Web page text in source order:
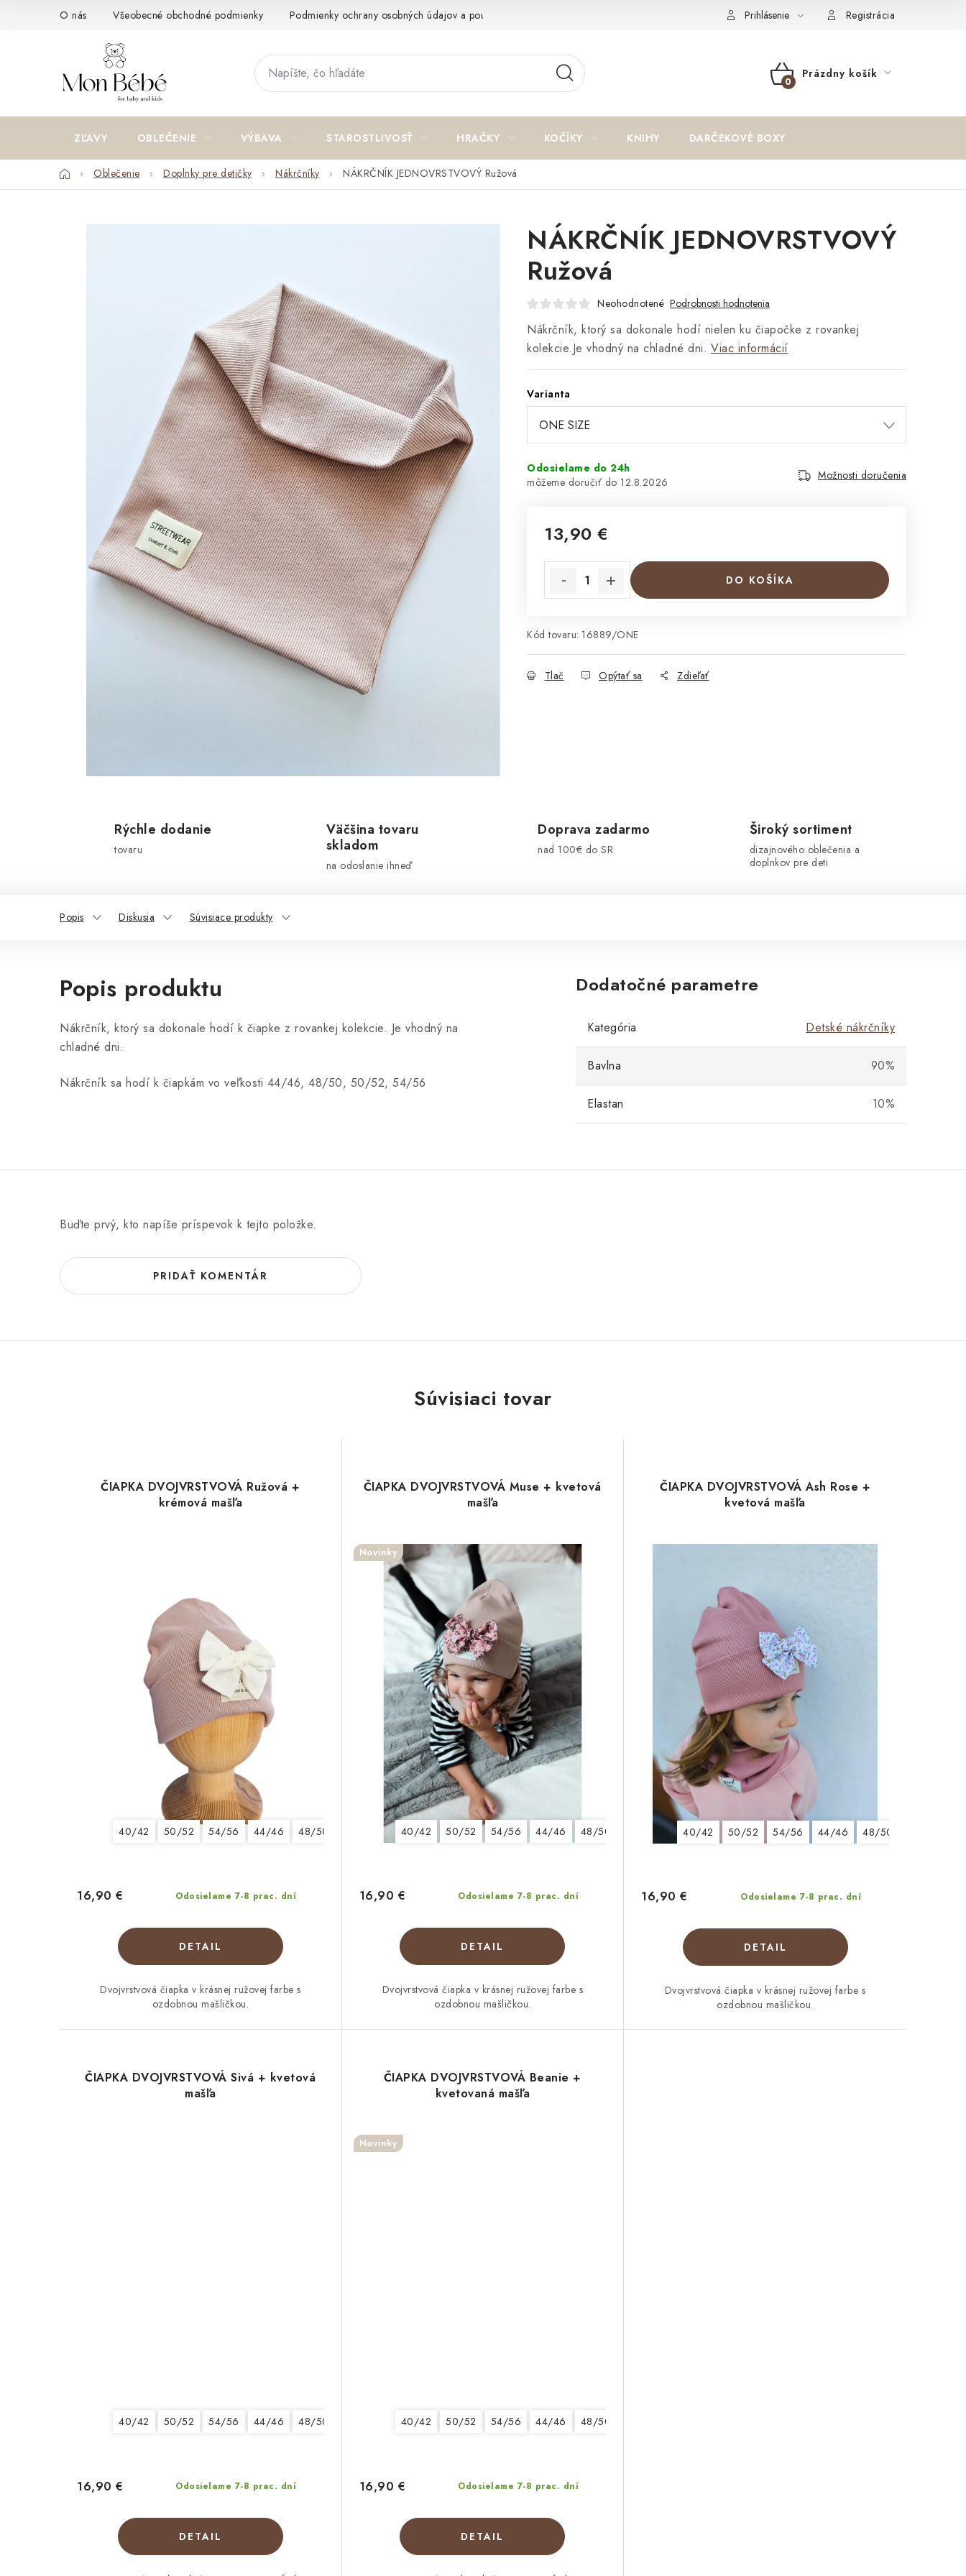
O nás Všeobecné obchodné podmienky Podmienky ochrany osobných údajov a poučenie o cookies Reklamačný formulár Formulár na odstúpenie od
Prihlásenie Registrácia
NÁKUPNÝ
Prázdny košík
ZĽAVY OBLEČENIE VÝBAVA STAROSTLIVOSŤ HRAČKY KOČÍKY KNIHY DARČEKOVÉ BOXY
DomovOblečenie Doplnky pre detičky Nákrčníky NÁKRČNÍK JEDNOVRSTVOVÝ Ružová
NÁKRČNÍK JEDNOVRSTVOVÝ
Ružová
Neohodnotené Podrobnosti hodnotenia
Nákrčník, ktorý sa dokonale hodí nielen ku čiapočke z rovankej
kolekcie.Je vhodný na chladné dni. Viac informácií
Varianta
Odosielame do 24h
12.8.2026
Možnosti doručenia
13,90 €
DO KOŠÍKA
Kód tovaru: 16889/ONE
Tlač Opýtať sa Zdieľať
Rýchle dodanie
tovaru
Väčšina tovaru
skladom
na odoslanie ihneď
Doprava zadarmo
nad 100€ do SR
Široký sortiment
dizajnového oblečenia a
doplnkov pre deti
Popis Diskusia Súvisiace produkty
Popis produktu
Nákrčník, ktorý sa dokonale hodí k čiapke z rovankej kolekcie. Je vhodný na
chladné dni.
Nákrčník sa hodí k čiapkám vo veľkosti 44/46, 48/50, 50/52, 54/56
Dodatočné parametre
Kategória Detské nákrčníky
Bavlna 90%
Elastan 10%
Buďte prvý, kto napíše príspevok k tejto položke.
PRIDAŤ KOMENTÁR
Súvisiaci tovar
ČIAPKA DVOJVRSTVOVÁ Ružová +
krémová mašľa
40/42 50/52 54/56 44/46 48/50
Odosielame 7-8 prac. dní
16,90 €
DETAIL
Dvojvrstvová čiapka v krásnej ružovej farbe s
ozdobnou mašličkou.
ČIAPKA DVOJVRSTVOVÁ Muse + kvetová
mašľa
Novinky
40/42 50/52 54/56 44/46 48/50
Odosielame 7-8 prac. dní
16,90 €
DETAIL
Dvojvrstvová čiapka v krásnej ružovej farbe s
ozdobnou mašličkou.
ČIAPKA DVOJVRSTVOVÁ Ash Rose +
kvetová mašľa
40/42 50/52 54/56 44/46 48/50
Odosielame 7-8 prac. dní
16,90 €
DETAIL
Dvojvrstvová čiapka v krásnej ružovej farbe s
ozdobnou mašličkou.
ČIAPKA DVOJVRSTVOVÁ Sivá + kvetová
mašľa
40/42 50/52 54/56 44/46 48/50
Odosielame 7-8 prac. dní
16,90 €
DETAIL
ČIAPKA DVOJVRSTVOVÁ Beanie +
kvetovaná mašľa
Novinky
40/42 50/52 54/56 44/46 48/50
Odosielame 7-8 prac. dní
16,90 €
DETAIL